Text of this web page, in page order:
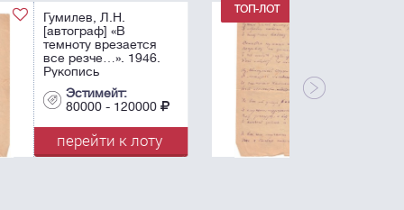
[автограф] «Тот день
придет, когда –
бездомник, гость…».
стихотворения. - 1 л.;
22,6х16 см.
80000 - 120000
перейти к лоту